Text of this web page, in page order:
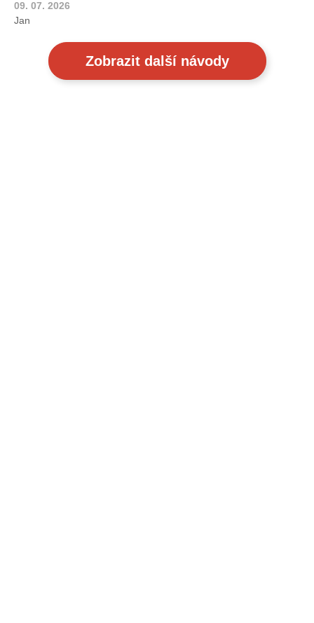
09. 07. 2026
Jan
Zobrazit další návody